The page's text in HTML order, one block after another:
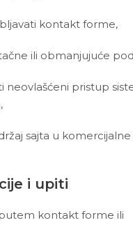
kontakt forme,
ili obmanjujuće
neovlašćeni pristup
sajta u
i upiti
kontakt forme ili